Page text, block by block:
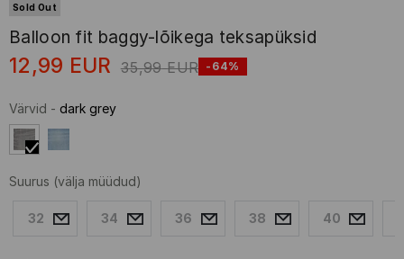
Sold Out
Balloon fit baggy-lõikega teksapüksid
12,99 EUR 35,99 EUR -64%
Värvid - dark grey
Suurus (välja müüdud)
32 34 36 38 40